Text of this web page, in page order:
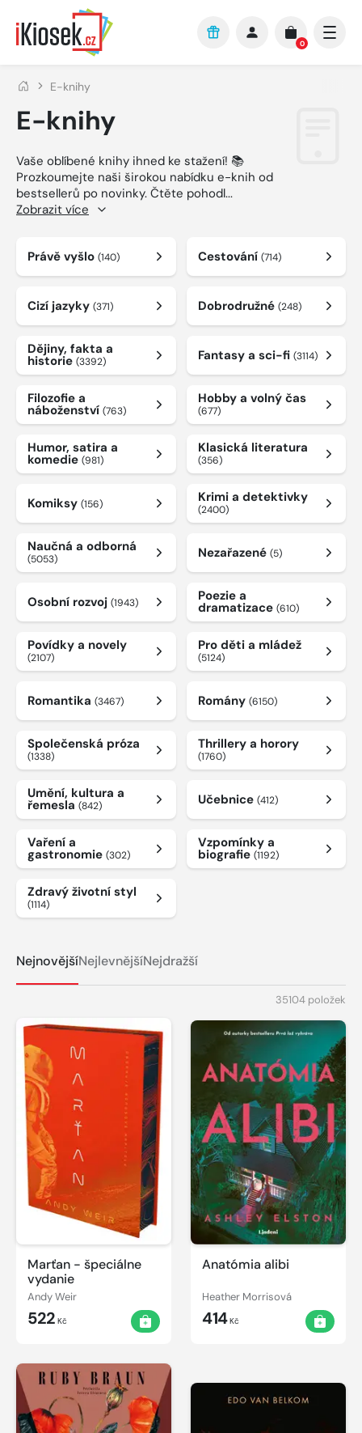
Přejít na hlavní obsah
0
E-knihy
E-knihy
Vaše oblíbené knihy ihned ke stažení! 📚
Prozkoumejte naši širokou nabídku e-knih od
bestsellerů po novinky. Čtěte pohodl...
Zobrazit více
Právě vyšlo (140) Cestování (714)
Cizí jazyky (371) Dobrodružné (248)
Dějiny, fakta a
historie (3392) Fantasy a sci-fi (3114)
Filozofie a
náboženství (763)
Hobby a volný čas
(677)
Humor, satira a
komedie (981)
Klasická literatura
(356)
Komiksy (156) Krimi a detektivky
(2400)
Naučná a odborná
(5053) Nezařazené (5)
Osobní rozvoj (1943) Poezie a
dramatizace (610)
Povídky a novely
(2107)
Pro děti a mládež
(5124)
Romantika (3467) Romány (6150)
Společenská próza
(1338)
Thrillery a horory
(1760)
Umění, kultura a
řemesla (842) Učebnice (412)
Vaření a
gastronomie (302)
Vzpomínky a
biografie (1192)
Zdravý životní styl
(1114)
NejnovějšíNejlevnějšíNejdražší
35104 položek
Marťan - špeciálne
vydanie
Andy Weir
522 Kč
Anatómia alibi
Heather Morrisová
414Kč